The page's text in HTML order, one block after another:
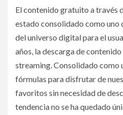
El contenido gratuito a través
estado consolidado como uno
del universo digital para el
años, la descarga de
streaming. Consolidado como
fórmulas para disfrutar de
favoritos sin necesidad de
tendencia no se ha quedado